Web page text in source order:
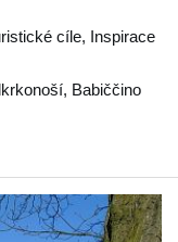
cíle, Inspirace
, Babiččino